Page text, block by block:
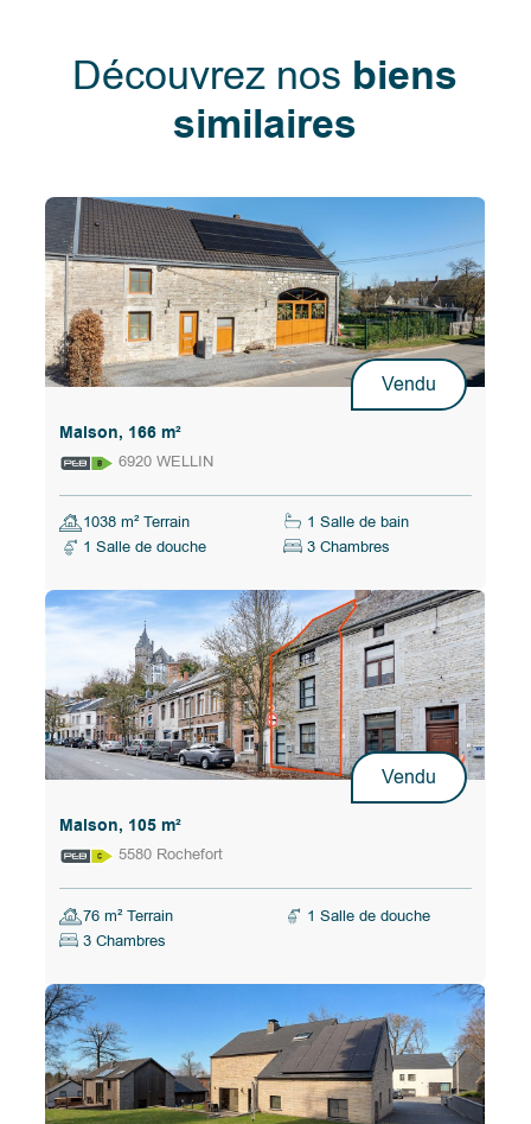
Découvrez nos biens
similaires
Vendu
Maison, 166 m²
6920 WELLIN
1038 m² Terrain
1 Salle de bain
1 Salle de douche
3 Chambres
Vendu
Maison, 105 m²
5580 Rochefort
76 m² Terrain
1 Salle de douche
3 Chambres